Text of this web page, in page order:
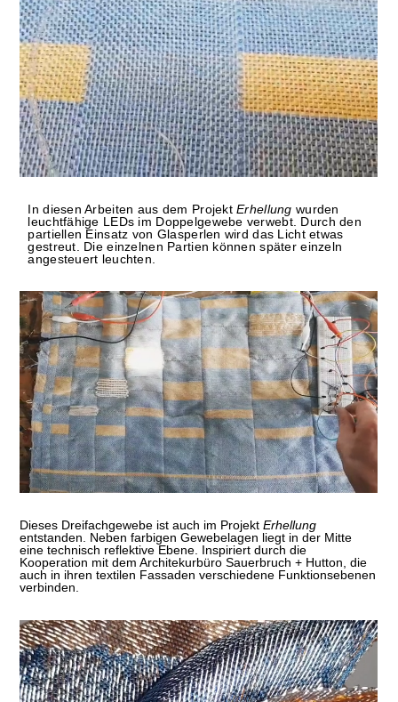
In diesen Arbeiten aus dem ProjektErhellung wurden
leuchtfähige LEDs im Doppelgewebe verwebt. Durch den
partiellen Einsatz von Glasperlen wird das Licht etwas
gestreut. Die einzelnen Partien können später einzeln
angesteuert leuchten.
Dieses Dreifachgewebe ist auch im ProjektErhellung
entstanden. Neben farbigen Gewebelagen liegt in der Mitte
eine technisch reflektive Ebene. Inspiriert durch die
Kooperation mit dem Architekurbüro Sauerbruch + Hutton, die
auch in ihren textilen Fassaden verschiedene Funktionsebenen
verbinden.